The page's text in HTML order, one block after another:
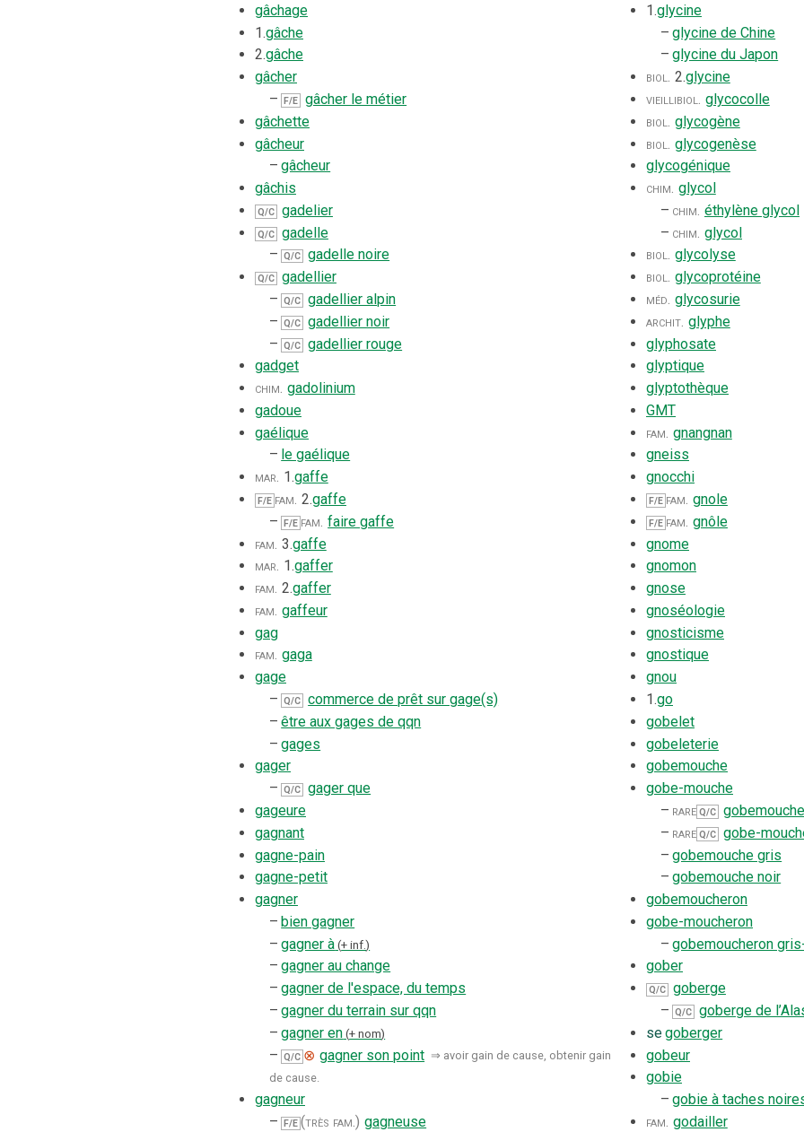
gâchage
1.gâche
2.gâche
gâcher
– F/E
gâcher le métier
gâchette
gâcheur
– gâcheur
gâchis
Q/C gadelier
Q/C
gadelle
– Q/C gadelle noire
Q/C
gadellier
– Q/C
gadellier alpin
– Q/C
gadellier noir
– Q/C
gadellier rouge
gadget
chim. gadolinium
gadoue
gaélique
– le gaélique
mar. 1.gaffe
F/E fam. 2.gaffe
– F/E fam. faire gaffe
fam. 3.gaffe
mar. 1.gaffer
fam. 2.gaffer
fam. gaffeur
gag
fam. gaga
gage
– Q/C
commerce de prêt sur gage(s)
– être aux gages de qqn
– gages
gager
– Q/C
gager que
gageure
gagnant
gagne-pain
gagne-petit
gagner
– bien gagner
– gagner à + inf.
– gagner au change
– gagner de l'espace, du temps
– gagner du terrain sur qqn
– gagner en + nom
– Q/C ⊗ gagner son point ⇒ avoir gain de cause, obtenir gain
de cause.
gagneur
–
F/E (très fam.) gagneuse
1.glycine
– glycine de Chine
– glycine du Japon
biol. 2.glycine
vieillibiol. glycocolle
biol.
glycogène
biol.
glycogenèse
glycogénique
chim. glycol
– chim. éthylène glycol
– chim. glycol
biol. glycolyse
biol. glycoprotéine
méd. glycosurie
archit. glyphe
glyphosate
glyptique
glyptothèque
GMT
fam. gnangnan
gneiss
gnocchi
F/E fam. gnole
F/E fam. gnôle
gnome
gnomon
gnose
gnoséologie
gnosticisme
gnostique
gnou
1.go
gobelet
gobeleterie
gobemouche
gobe-mouche
– rare Q/C
– rare Q/C
gobe-
– gobemouche gris
– gobemouche noir
gobemoucheron
gobe-moucheron
– gobemoucheron
gober
Q/C
goberge
– Q/C
goberge de
segoberger
gobeur
gobie
– gobie à taches
fam. godailler